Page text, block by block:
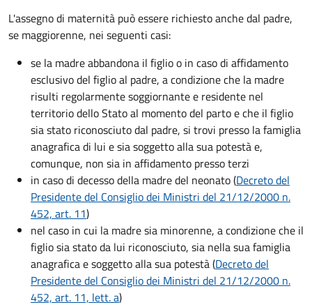
L'assegno di maternità può essere richiesto anche dal padre,
se maggiorenne, nei seguenti casi:
se la madre abbandona il figlio o in caso di affidamento
esclusivo del figlio al padre, a condizione che la madre
risulti regolarmente soggiornante e residente nel
territorio dello Stato al momento del parto e che il figlio
sia stato riconosciuto dal padre, si trovi presso la famiglia
anagrafica di lui e sia soggetto alla sua potestà e,
comunque, non sia in affidamento presso terzi
in caso di decesso della madre del neonato (Decreto del
Presidente del Consiglio dei Ministri del 21/12/2000 n.
452, art. 11)
nel caso in cui la madre sia minorenne, a condizione che il
figlio sia stato da lui riconosciuto, sia nella sua famiglia
anagrafica e soggetto alla sua potestà (Decreto del
Presidente del Consiglio dei Ministri del 21/12/2000 n.
452, art. 11, lett. a)